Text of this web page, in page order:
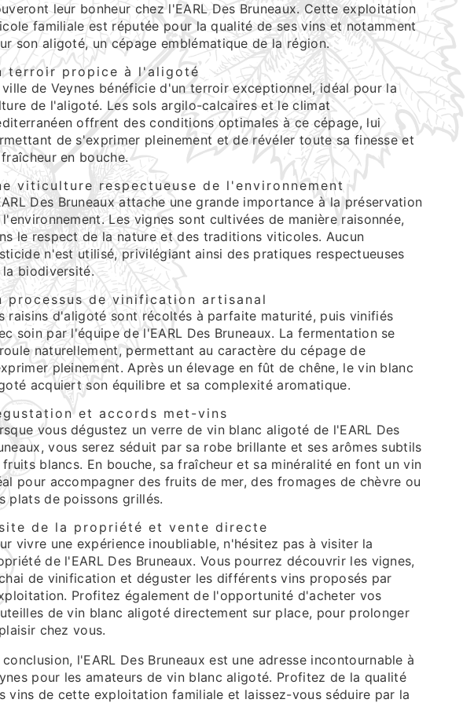
leur bonheur chez l'EARL Des Bruneaux. Cette exploitation
familiale est réputée pour la qualité de ses vins et notamment
son aligoté, un cépage emblématique de la région.
terroir propice à l'aligoté
ville de Veynes bénéficie d'un terroir exceptionnel, idéal pour la
de l'aligoté. Les sols argilo-calcaires et le climat
offrent des conditions optimales à ce cépage, lui
de s'exprimer pleinement et de révéler toute sa finesse et
en bouche.
viticulture respectueuse de l'environnement
Des Bruneaux attache une grande importance à la préservation
Les vignes sont cultivées de manière raisonnée,
le respect de la nature et des traditions viticoles. Aucun
n'est utilisé, privilégiant ainsi des pratiques respectueuses
la biodiversité.
processus de vinification artisanal
raisins d'aligoté sont récoltés à parfaite maturité, puis vinifiés
soin par l'équipe de l'EARL Des Bruneaux. La fermentation se
naturellement, permettant au caractère du cépage de
pleinement. Après un élevage en fût de chêne, le vin blanc
acquiert son équilibre et sa complexité aromatique.
et accords met-vins
vous dégustez un verre de vin blanc aligoté de l'EARL Des
vous serez séduit par sa robe brillante et ses arômes subtils
fruits blancs. En bouche, sa fraîcheur et sa minéralité en font un vin
pour accompagner des fruits de mer, des fromages de chèvre ou
plats de poissons grillés.
de la propriété et vente directe
vivre une expérience inoubliable, n'hésitez pas à visiter la
de l'EARL Des Bruneaux. Vous pourrez découvrir les vignes,
de vinification et déguster les différents vins proposés par
Profitez également de l'opportunité d'acheter vos
de vin blanc aligoté directement sur place, pour prolonger
chez vous.
conclusion, l'EARL Des Bruneaux est une adresse incontournable à
pour les amateurs de vin blanc aligoté. Profitez de la qualité
vins de cette exploitation familiale et laissez-vous séduire par la